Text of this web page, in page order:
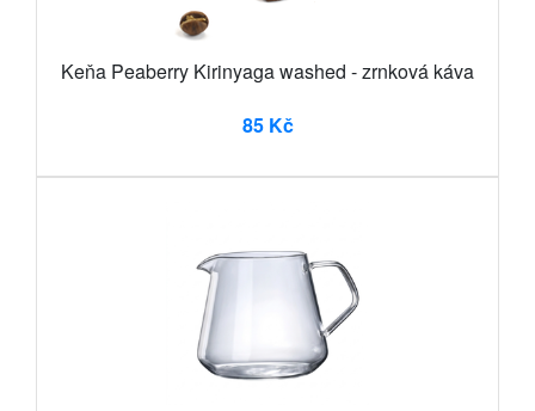
Keňa Peaberry Kirinyaga washed - zrnková káva
85 Kč